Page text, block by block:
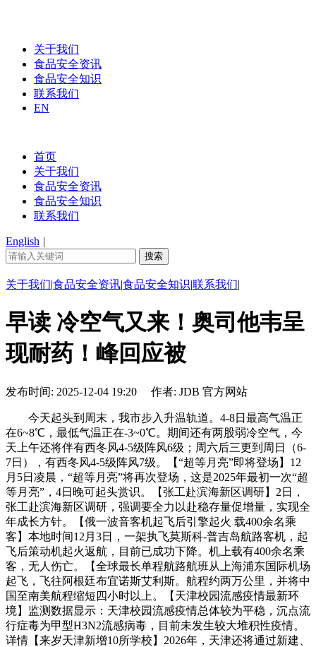
关于我们
食品安全资讯
食品安全知识
联系我们
EN
首页
关于我们
食品安全资讯
食品安全知识
联系我们
English |
关于我们|食品安全资讯|食品安全知识|联系我们|
早读 冷空气又来！奥司他韦呈
现耐药！峰回应被
发布时间: 2025-12-04 19:20 作者: JDB 官方网站
今天起头到周末，我市步入升温轨道。4-8日最高气温正
在6~8℃，最低气温正在-3~0℃。期间还有两股弱冷空气，今
天上午还将伴有西冬风4-5级阵风6级；周六后三更到周日（6-
7日），有西冬风4-5级阵风7级。【“超等月亮”即将登场】12
月5日凌晨，“超等月亮”将再次登场，这是2025年最初一次“超
等月亮”，4日晚可起头赏识。【张工赴滨海新区调研】2日，
张工赴滨海新区调研，强调要全力以赴稳存量促增量，实现全
年成长方针。【俄一波音客机起飞后引擎起火 载400余名乘
客】本地时间12月3日，一架执飞莫斯科-普吉岛航路客机，起
飞后策动机起火返航，目前已成功下降。机上载有400余名乘
客，无人伤亡。【全球最长单程航路航班从上海浦东国际机场
起飞，飞往阿根廷布宜诺斯艾利斯。航程约两万公里，并将中
国至南美航程缩短四小时以上。【天津校园流感疫情最新环
境】监测数据显示：天津校园流感疫情总体较为平稳，沉点流
行症毒为甲型H3N2流感病毒，目前未发生较大堆积性疫情。
详情【来岁天津新增10所学校】2026年，天津还将通过新建、